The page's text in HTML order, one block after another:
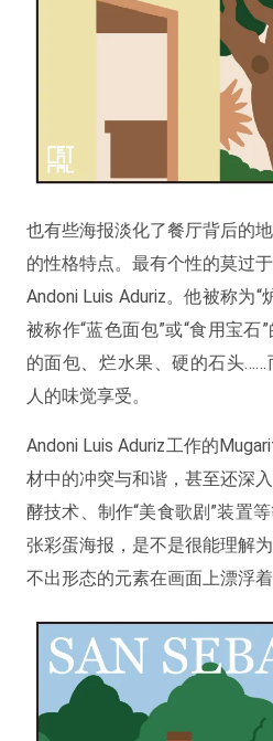
也有些海报淡化了餐厅背后的
的性格特点。最有个性的莫过
Andoni Luis Aduriz。他被称为
被称作“蓝色面包”或“食用宝
的面包、烂水果、硬的石头
人的味觉享受。
Andoni Luis Aduriz工作的
材中的冲突与和谐，甚至还深
酵技术、制作“美食歌剧”装置
张彩蛋海报，是不是很能理解
不出形态的元素在画面上漂浮